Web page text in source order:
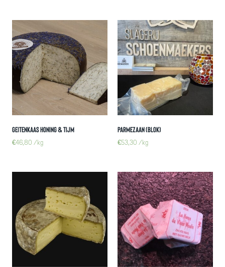
Geitenkaas honing & tijm
€46,80 /kg
Parmezaan (blok)
€53,30 /kg